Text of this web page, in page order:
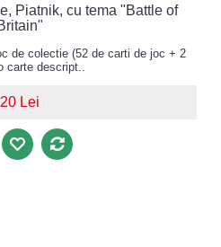
Piatnik, cu tema "Battle of
de colectie (52 de carti de joc + 2
carte descript..
20 Lei